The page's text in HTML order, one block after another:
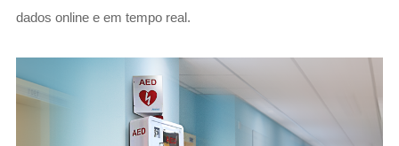
dados online e em tempo real.